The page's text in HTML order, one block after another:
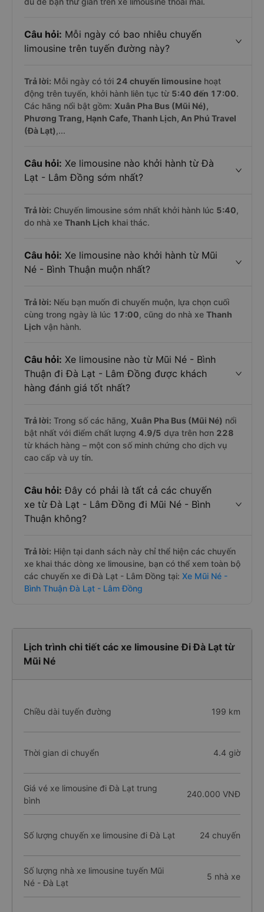
Câu hỏi: Mỗi ngày có bao nhiêu chuyến
limousine trên tuyến đường này?
Trả lời: Mỗi ngày có tới 24 chuyến limousine hoạt
động trên tuyến, khởi hành liên tục từ 5:40 đến 17:00.
Các hãng nổi bật gồm: Xuân Pha Bus (Mũi Né),
Phương Trang, Hạnh Cafe, Thanh Lịch, An Phú Travel
(Đà Lạt),...
Câu hỏi: Xe limousine nào khởi hành từ Đà
Lạt - Lâm Đồng sớm nhất?
Trả lời: Chuyến limousine sớm nhất khởi hành lúc 5:40,
do nhà xe Thanh Lịch khai thác.
Câu hỏi: Xe limousine nào khởi hành từ Mũi
Né - Bình Thuận muộn nhất?
Trả lời: Nếu bạn muốn đi chuyến muộn, lựa chọn cuối
cùng trong ngày là lúc 17:00, cũng do nhà xe Thanh
Lịch vận hành.
Câu hỏi: Xe limousine nào từ Mũi Né - Bình
Thuận đi Đà Lạt - Lâm Đồng được khách
hàng đánh giá tốt nhất?
Trả lời: Trong số các hãng, Xuân Pha Bus (Mũi Né) nổi
bật nhất với điểm chất lượng 4.9/5 dựa trên hơn 228
từ khách hàng – một con số minh chứng cho dịch vụ
cao cấp và uy tín.
Câu hỏi: Đây có phải là tất cả các chuyến
xe từ Đà Lạt - Lâm Đồng đi Mũi Né - Bình
Thuận không?
Trả lời: Hiện tại danh sách này chỉ thể hiện các chuyến
xe khai thác dòng xe limousine, bạn có thể xem toàn bộ
các chuyến xe đi Đà Lạt - Lâm Đồng tại: Xe Mũi Né -
Bình Thuận Đà Lạt - Lâm Đồng
Lịch trình chi tiết các xe limousine Đi Đà Lạt từ
Mũi Né
Chiều dài tuyến đường 199 km
Thời gian di chuyển 4.4 giờ
Giá vé xe limousine đi Đà Lạt trung
bình
240.000 VNĐ
Số lượng chuyến xe limousine đi Đà Lạt 24 chuyến
Số lượng nhà xe limousine tuyến Mũi
Né - Đà Lạt
5 nhà xe